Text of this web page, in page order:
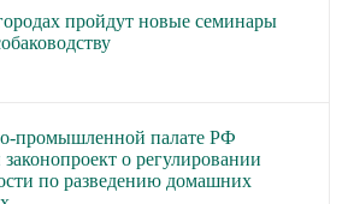
пройдут новые семинары
промышленной палате РФ
о регулировании
по разведению домашних